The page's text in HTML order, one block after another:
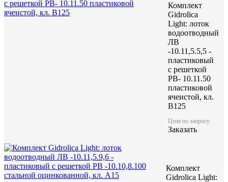
Комплект
Gidrolica
Light: лоток
водоотводный
ЛВ
-10.11,5.5,5 -
пластиковый
с решеткой
РВ- 10.11.50
пластиковой
ячеистой, кл.
B125
Цена по запросу
Заказать
Комплект
Gidrolica Light: